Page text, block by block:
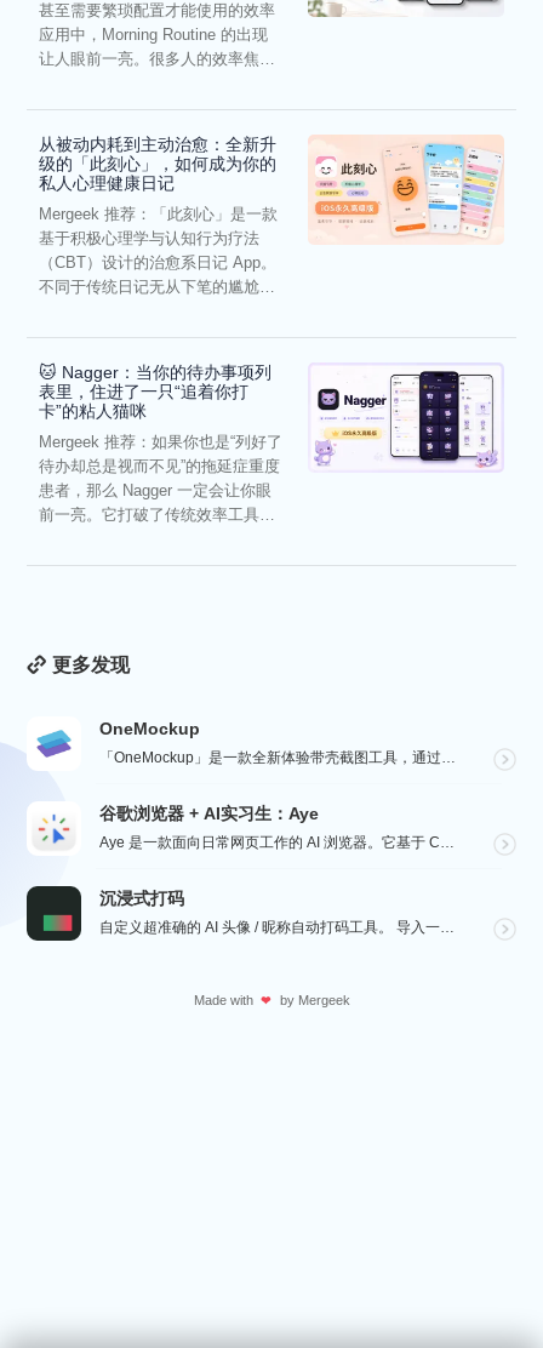
甚至需要繁琐配置才能使用的效率
应用中，Morning Routine 的出现
让人眼前一亮。很多人的效率焦
从被动内耗到主动治愈：全新升
级的「此刻心」，如何成为你的
私人心理健康日记
Mergeek 推荐：「此刻心」是一款
基于积极心理学与认知行为疗法
（CBT）设计的治愈系日记 App。
不同于传统日记无从下笔的尴尬，
🐱 Nagger：当你的待办事项列
表里，住进了一只“追着你打
卡”的粘人猫咪
Mergeek 推荐：如果你也是“列好了
待办却总是视而不见”的拖延症重度
患者，那么 Nagger 一定会让你眼
前一亮。它打破了传统效率工具冰
更多发现
OneMockup
「OneMockup」是一款全新体验带壳截图工具，通过导入个人照片和丰富的设备模型，用户可以轻松创建...
谷歌浏览器 + AI实习生：Aye
Aye 是一款面向日常网页工作的 AI 浏览器。它基于 Chromium 构建，保留接近谷歌浏览器的...
沉浸式打码
自定义超准确的 AI 头像 / 昵称自动打码工具。 导入一张微信聊天截图，或者抖音/小红书/微博评论...
Made with ❤ by Mergeek